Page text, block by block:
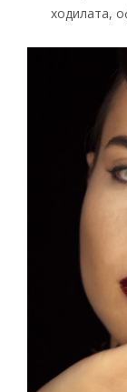
ходилата,